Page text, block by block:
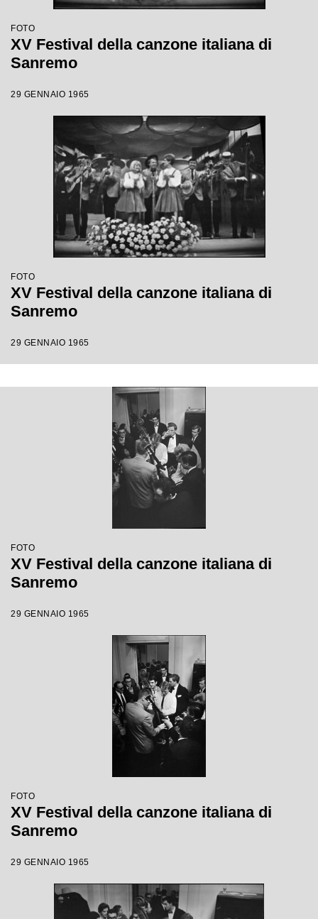
FOTO
XV Festival della canzone italiana di
Sanremo
29 GENNAIO 1965
FOTO
XV Festival della canzone italiana di
Sanremo
29 GENNAIO 1965
FOTO
XV Festival della canzone italiana di
Sanremo
29 GENNAIO 1965
FOTO
XV Festival della canzone italiana di
Sanremo
29 GENNAIO 1965